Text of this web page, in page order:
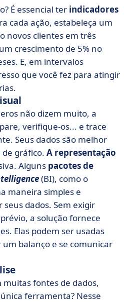
É essencial ter indicadores
cada ação, estabeleça um
novos clientes em três
crescimento de 5% no
E, em intervalos
que você fez para atingir
não dizem muito, a
verifique-os... e trace
Seus dados são melhor
gráfico. A representação
Alguns pacotes de
(BI), como o
maneira simples e
dados. Sem exigir
a solução fornece
Elas podem ser usadas
balanço e se comunicar
muitas fontes de dados,
ferramenta? Nesse